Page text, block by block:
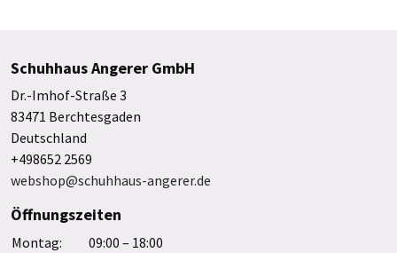
Schuhhaus Angerer GmbH
Dr.-Imhof-Straße 3
83471 Berchtesgaden
Deutschland
+498652 2569
webshop@schuhhaus-angerer.de
Öffnungszeiten
Montag:
09:00 – 18:00